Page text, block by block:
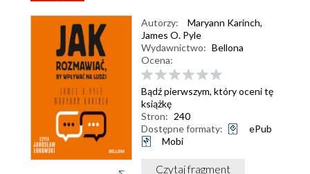
Autorzy: Maryann Karinch,
James O. Pyle
Wydawnictwo: Bellona
Ocena:
Bądź pierwszym, który oceni tę
książkę
Stron: 240
Dostępne formaty:
ePub
Mobi
Czytaj fragment